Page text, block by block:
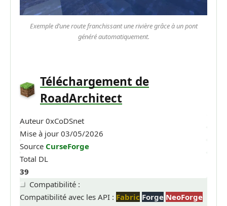
Exemple d’une route franchissant une rivière grâce à un pont
généré automatiquement.
Téléchargement de
RoadArchitect
Auteur 0xCoDSnet
Mise à jour 03/05/2026
Source CurseForge
Total DL
39
Compatibilité :
Compatibilité avec les API : Fabric Forge NeoForge